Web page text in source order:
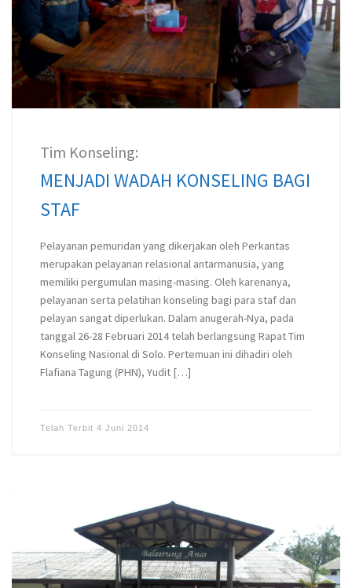
Tim Konseling:
MENJADI WADAH KONSELING BAGI
STAF
Pelayanan pemuridan yang dikerjakan oleh Perkantas
merupakan pelayanan relasional antarmanusia, yang
memiliki pergumulan masing-masing. Oleh karenanya,
pelayanan serta pelatihan konseling bagi para staf dan
pelayan sangat diperlukan. Dalam anugerah-Nya, pada
tanggal 26-28 Februari 2014 telah berlangsung Rapat Tim
Konseling Nasional di Solo. Pertemuan ini dihadiri oleh
Flafiana Tagung (PHN), Yudit […]
Telah Terbit 4 Juni 2014